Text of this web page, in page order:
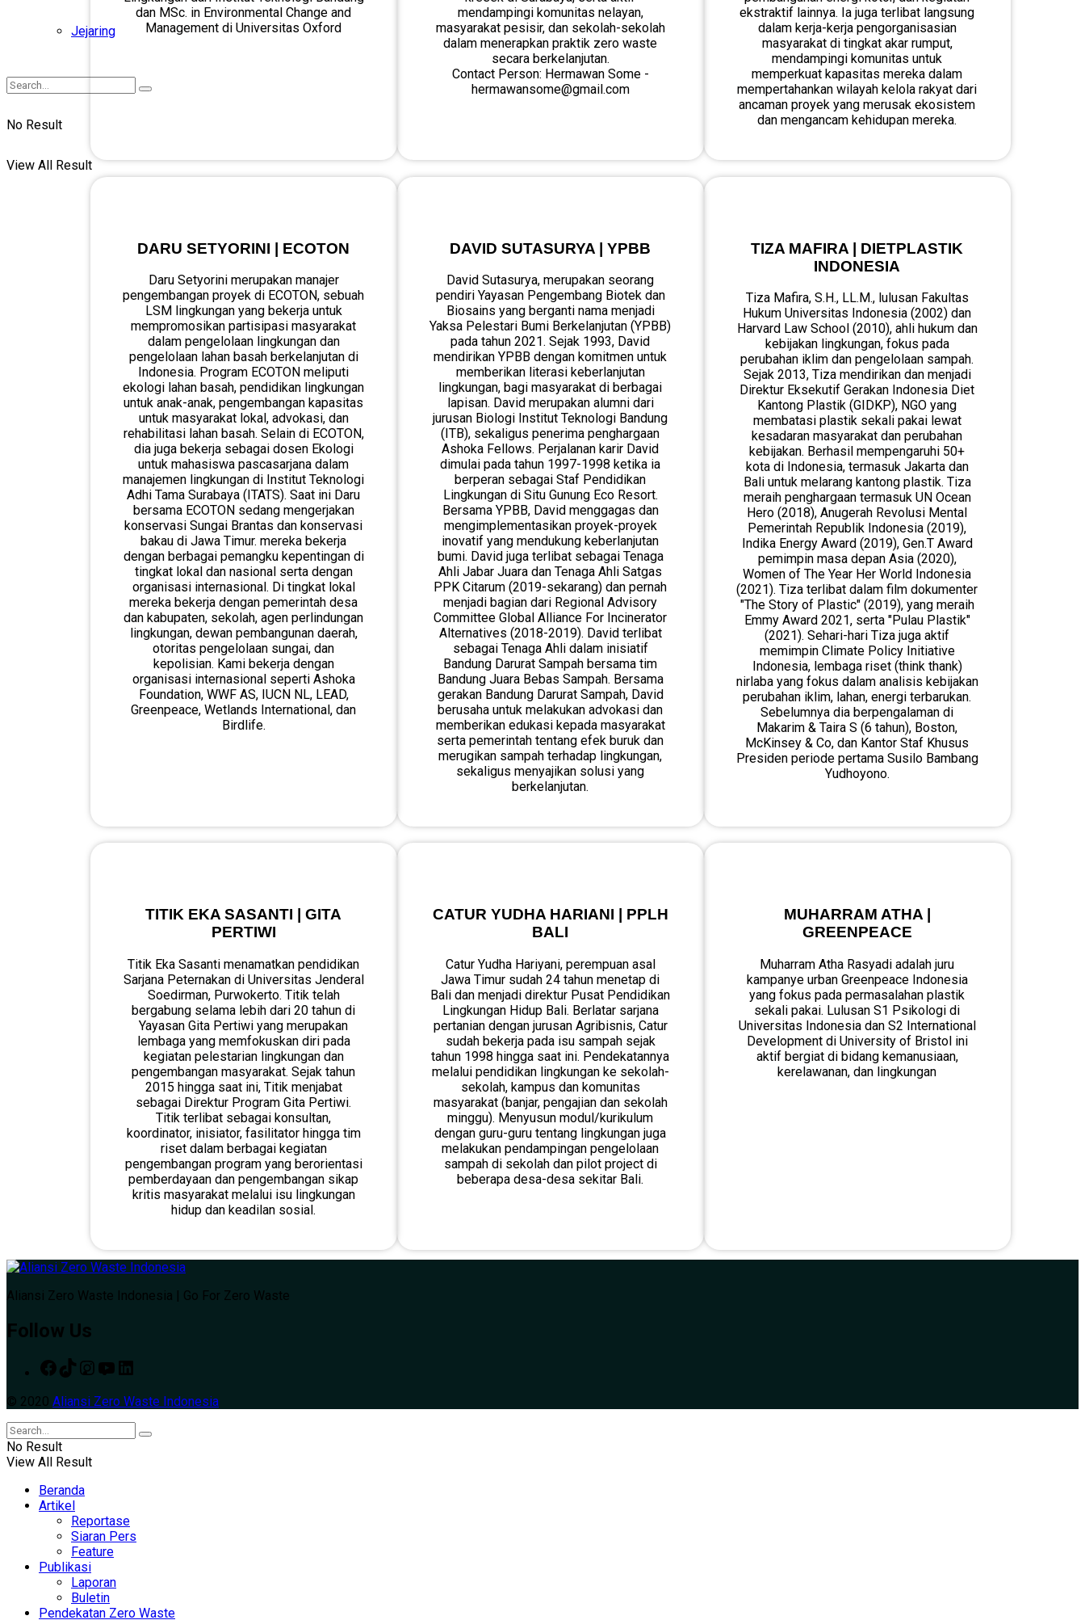
Jejaring
No Result
View All Result
dan MSc. in Environmental Change and
Management di Universitas Oxford
mendampingi komunitas nelayan,
masyarakat pesisir, dan sekolah-sekolah
dalam menerapkan praktik zero waste
secara berkelanjutan.
Contact Person: Hermawan Some -
hermawansome@gmail.com
ekstraktif lainnya. Ia juga terlibat langsung
dalam kerja-kerja pengorganisasian
masyarakat di tingkat akar rumput,
mendampingi komunitas untuk
memperkuat kapasitas mereka dalam
mempertahankan wilayah kelola rakyat dari
ancaman proyek yang merusak ekosistem
dan mengancam kehidupan mereka.
DARU SETYORINI | ECOTON
Daru Setyorini merupakan manajer
pengembangan proyek di ECOTON, sebuah
LSM lingkungan yang bekerja untuk
mempromosikan partisipasi masyarakat
dalam pengelolaan lingkungan dan
pengelolaan lahan basah berkelanjutan di
Indonesia. Program ECOTON meliputi
ekologi lahan basah, pendidikan lingkungan
untuk anak-anak, pengembangan kapasitas
untuk masyarakat lokal, advokasi, dan
rehabilitasi lahan basah. Selain di ECOTON,
dia juga bekerja sebagai dosen Ekologi
untuk mahasiswa pascasarjana dalam
manajemen lingkungan di Institut Teknologi
Adhi Tama Surabaya (ITATS). Saat ini Daru
bersama ECOTON sedang mengerjakan
konservasi Sungai Brantas dan konservasi
bakau di Jawa Timur. mereka bekerja
dengan berbagai pemangku kepentingan di
tingkat lokal dan nasional serta dengan
organisasi internasional. Di tingkat lokal
mereka bekerja dengan pemerintah desa
dan kabupaten, sekolah, agen perlindungan
lingkungan, dewan pembangunan daerah,
otoritas pengelolaan sungai, dan
kepolisian. Kami bekerja dengan
organisasi internasional seperti Ashoka
Foundation, WWF AS, IUCN NL, LEAD,
Greenpeace, Wetlands International, dan
Birdlife.
DAVID SUTASURYA | YPBB
David Sutasurya, merupakan seorang
pendiri Yayasan Pengembang Biotek dan
Biosains yang berganti nama menjadi
Yaksa Pelestari Bumi Berkelanjutan (YPBB)
pada tahun 2021. Sejak 1993, David
mendirikan YPBB dengan komitmen untuk
memberikan literasi keberlanjutan
lingkungan, bagi masyarakat di berbagai
lapisan. David merupakan alumni dari
jurusan Biologi Institut Teknologi Bandung
(ITB), sekaligus penerima penghargaan
Ashoka Fellows. Perjalanan karir David
dimulai pada tahun 1997-1998 ketika ia
berperan sebagai Staf Pendidikan
Lingkungan di Situ Gunung Eco Resort.
Bersama YPBB, David menggagas dan
mengimplementasikan proyek-proyek
inovatif yang mendukung keberlanjutan
bumi. David juga terlibat sebagai Tenaga
Ahli Jabar Juara dan Tenaga Ahli Satgas
PPK Citarum (2019-sekarang) dan pernah
menjadi bagian dari Regional Advisory
Committee Global Alliance For Incinerator
Alternatives (2018-2019). David terlibat
sebagai Tenaga Ahli dalam inisiatif
Bandung Darurat Sampah bersama tim
Bandung Juara Bebas Sampah. Bersama
gerakan Bandung Darurat Sampah, David
berusaha untuk melakukan advokasi dan
memberikan edukasi kepada masyarakat
serta pemerintah tentang efek buruk dan
merugikan sampah terhadap lingkungan,
sekaligus menyajikan solusi yang
berkelanjutan.
TIZA MAFIRA | DIETPLASTIK
INDONESIA
Tiza Mafira, S.H., LL.M., lulusan Fakultas
Hukum Universitas Indonesia (2002) dan
Harvard Law School (2010), ahli hukum dan
kebijakan lingkungan, fokus pada
perubahan iklim dan pengelolaan sampah.
Sejak 2013, Tiza mendirikan dan menjadi
Direktur Eksekutif Gerakan Indonesia Diet
Kantong Plastik (GIDKP), NGO yang
membatasi plastik sekali pakai lewat
kesadaran masyarakat dan perubahan
kebijakan. Berhasil mempengaruhi 50+
kota di Indonesia, termasuk Jakarta dan
Bali untuk melarang kantong plastik. Tiza
meraih penghargaan termasuk UN Ocean
Hero (2018), Anugerah Revolusi Mental
Pemerintah Republik Indonesia (2019),
Indika Energy Award (2019), Gen.T Award
pemimpin masa depan Asia (2020),
Women of The Year Her World Indonesia
(2021). Tiza terlibat dalam film dokumenter
"The Story of Plastic" (2019), yang meraih
Emmy Award 2021, serta "Pulau Plastik"
(2021). Sehari-hari Tiza juga aktif
memimpin Climate Policy Initiative
Indonesia, lembaga riset (think thank)
nirlaba yang fokus dalam analisis kebijakan
perubahan iklim, lahan, energi terbarukan.
Sebelumnya dia berpengalaman di
Makarim & Taira S (6 tahun), Boston,
McKinsey & Co, dan Kantor Staf Khusus
Presiden periode pertama Susilo Bambang
Yudhoyono.
TITIK EKA SASANTI | GITA
PERTIWI
Titik Eka Sasanti menamatkan pendidikan
Sarjana Peternakan di Universitas Jenderal
Soedirman, Purwokerto. Titik telah
bergabung selama lebih dari 20 tahun di
Yayasan Gita Pertiwi yang merupakan
lembaga yang memfokuskan diri pada
kegiatan pelestarian lingkungan dan
pengembangan masyarakat. Sejak tahun
2015 hingga saat ini, Titik menjabat
sebagai Direktur Program Gita Pertiwi.
Titik terlibat sebagai konsultan,
koordinator, inisiator, fasilitator hingga tim
riset dalam berbagai kegiatan
pengembangan program yang berorientasi
pemberdayaan dan pengembangan sikap
kritis masyarakat melalui isu lingkungan
hidup dan keadilan sosial.
CATUR YUDHA HARIANI | PPLH
BALI
Catur Yudha Hariyani, perempuan asal
Jawa Timur sudah 24 tahun menetap di
Bali dan menjadi direktur Pusat Pendidikan
Lingkungan Hidup Bali. Berlatar sarjana
pertanian dengan jurusan Agribisnis, Catur
sudah bekerja pada isu sampah sejak
tahun 1998 hingga saat ini. Pendekatannya
melalui pendidikan lingkungan ke sekolah-
sekolah, kampus dan komunitas
masyarakat (banjar, pengajian dan sekolah
minggu). Menyusun modul/kurikulum
dengan guru-guru tentang lingkungan juga
melakukan pendampingan pengelolaan
sampah di sekolah dan pilot project di
beberapa desa-desa sekitar Bali.
MUHARRAM ATHA |
GREENPEACE
Muharram Atha Rasyadi adalah juru
kampanye urban Greenpeace Indonesia
yang fokus pada permasalahan plastik
sekali pakai. Lulusan S1 Psikologi di
Universitas Indonesia dan S2 International
Development di University of Bristol ini
aktif bergiat di bidang kemanusiaan,
kerelawanan, dan lingkungan
Aliansi Zero Waste Indonesia | Go For Zero Waste
Follow Us
© 2020 Aliansi Zero Waste Indonesia
No Result
View All Result
Beranda
Artikel
Reportase
Siaran Pers
Feature
Publikasi
Laporan
Buletin
Pendekatan Zero Waste